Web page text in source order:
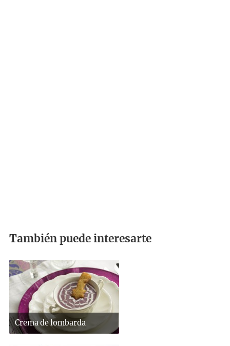
También puede interesarte
Crema de lombarda